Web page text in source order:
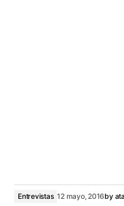
Entrevistas 12 mayo, 2016by